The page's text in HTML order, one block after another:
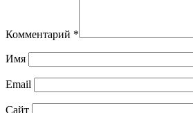
Комментарий *
Имя
Email
Сайт